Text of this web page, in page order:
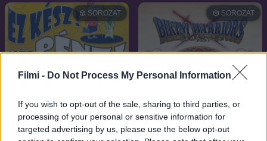
Filmi - Do Not Process My Personal Information
If you wish to opt-out of the sale, sharing to third parties, or
processing of your personal or sensitive information for
targeted advertising by us, please use the below opt-out
SOROZAT SOROZAT